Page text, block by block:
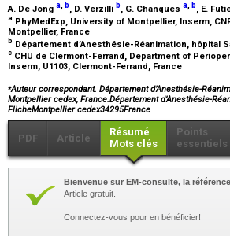
A. De Jong a, b, D. Verzilli b, G. Chanques a, b, E.
a PhyMedExp, University of Montpellier, Inserm,
Montpellier, France
b Département d’Anesthésie-Réanimation, hôpital
c CHU de Clermont-Ferrand, Department of
Inserm, U1103, Clermont-Ferrand, France
⁎Auteur correspondant. Département d’Anesthésie-
Montpellier cedex, France.Département d’Anesthésie-
FlicheMontpellier cedex34295France
PDF Article
Résumé
Mots clés
Points
essentiels
Bienvenue sur EM-consulte, la
Article gratuit.
Connectez-vous pour en bénéficier!